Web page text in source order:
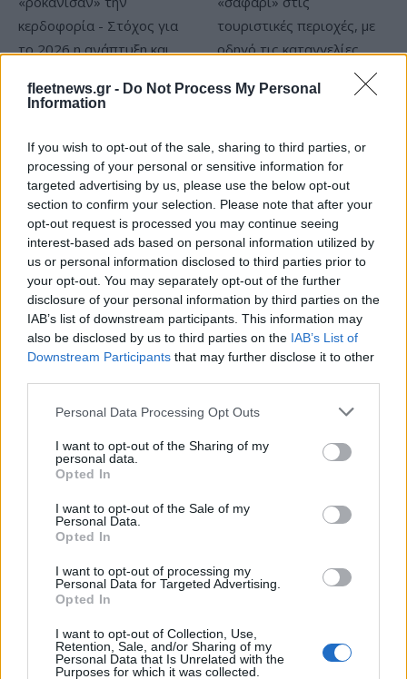
fleetnews.gr - Do Not Process My Personal
Information
If you wish to opt-out of the sale, sharing to third parties, or
processing of your personal or sensitive information for
targeted advertising by us, please use the below opt-out
section to confirm your selection. Please note that after your
opt-out request is processed you may continue seeing
interest-based ads based on personal information utilized by
us or personal information disclosed to third parties prior to
your opt-out. You may separately opt-out of the further
disclosure of your personal information by third parties on the
IAB’s list of downstream participants. This information may
also be disclosed by us to third parties on the IAB’s List of
Downstream Participants that may further disclose it to other
Please note that this website/app uses one or more Google
not limited to your visit or usage behaviour. You may click to
grant or deny consent to Google and its third-party tags to
use your data for below specified purposes in below Google
consent section.
Personal Data Processing Opt Outs
I want to opt-out of the Sharing of my
personal data.
Opted In
I want to opt-out of the Sale of my
Personal Data.
Opted In
I want to opt-out of processing my
Personal Data for Targeted Advertising.
Opted In
I want to opt-out of Collection, Use,
Retention, Sale, and/or Sharing of my
Personal Data that Is Unrelated with the
Purposes for which it was collected.
ΚΑΛΑΣ: Αυξημένα κόστη
«ροκάνισαν» την
κερδοφορία - Στόχος για το
2026 η ανάπτυξη και νέα
μονάδα στο Μεσολόγγι
περιοχές, με οδηγό τις
καταγγελίες πολιτών
Σε κινεζική… πολιορκία η ευρωπαϊκή αυτοκινητοβιομηχανία
Νέο Audi A2 e-tron με
στόχο την κορυφή της
Ατρόμητος και Novibet
συνεχίζουν μαζί: Ανανέωση
18η συνεχόμενη χρονιά για τον ΟΤΕ στη διεθνή σειρά